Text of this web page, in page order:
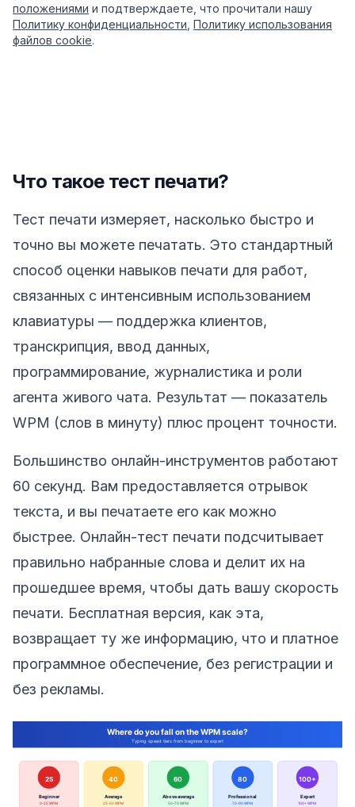
положениями и подтверждаете, что прочитали нашу
Политику конфиденциальности Политику использования
файлов cookie.
Что такое тест печати?
Тест печати измеряет, насколько быстро и
точно вы можете печатать. Это стандартный
способ оценки навыков печати для работ,
связанных с интенсивным использованием
клавиатуры — поддержка клиентов,
транскрипция, ввод данных,
программирование, журналистика и роли
агента живого чата. Результат — показатель
WPM (слов в минуту) плюс процент точности.
Большинство онлайн-инструментов работают
60 секунд. Вам предоставляется отрывок
текста, и вы печатаете его как можно
быстрее. Онлайн-тест печати подсчитывает
правильно набранные слова и делит их на
прошедшее время, чтобы дать вашу скорость
печати. Бесплатная версия, как эта,
возвращает ту же информацию, что и платное
программное обеспечение, без регистрации и
без рекламы.